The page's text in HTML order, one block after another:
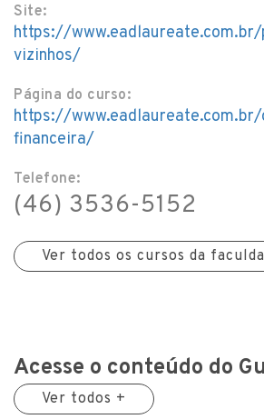
Site:
https://
vizinhos/
Página do curso:
https://
financeira/
Telefone:
(46) 3536-5152
Ver todos os cursos da
Acesse o conteúdo do
Ver todos +